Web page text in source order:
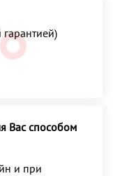
Вас способом
и при